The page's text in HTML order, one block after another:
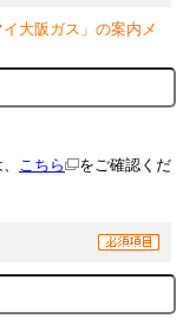
大阪ガス」の案内メ
こちら
をご確認くだ